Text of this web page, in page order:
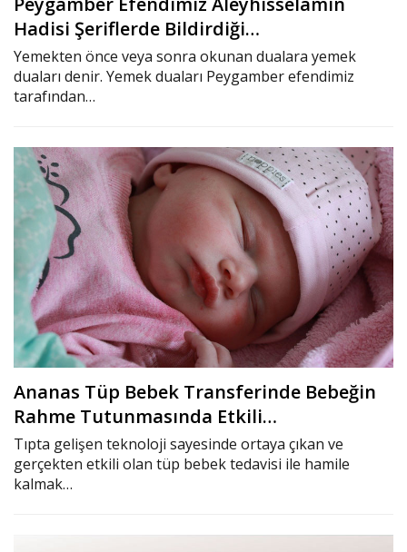
Hadisi Şeriflerde Bildirdiği…
Yemekten önce veya sonra okunan dualara yemek
duaları denir. Yemek duaları Peygamber efendimiz
tarafından…
Ananas Tüp Bebek Transferinde Bebeğin
Rahme Tutunmasında Etkili…
Tıpta gelişen teknoloji sayesinde ortaya çıkan ve
gerçekten etkili olan tüp bebek tedavisi ile hamile
kalmak…